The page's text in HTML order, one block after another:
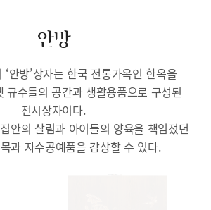
안방
안방’상자는 한국 전통가옥인 한옥을
규수들의 공간과 생활용품으로 구성된
전시상자이다.
안의 살림과 아이들의 양육을 책임졌던
과 자수공예품을 감상할 수 있다.